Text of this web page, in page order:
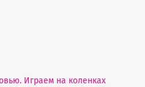
Играем на коленках